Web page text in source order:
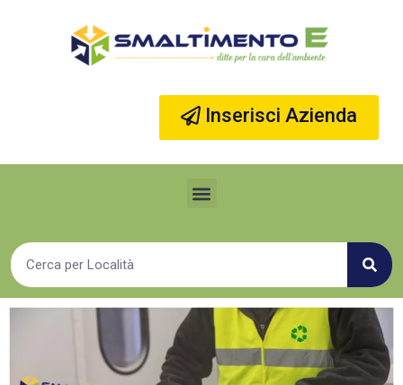
Inserisci Azienda